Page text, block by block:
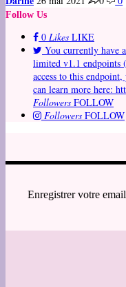
Follow Us
0 Likes LIKE
You currently have
limited v1.1 endpoints
access to this
can learn more here:
Followers FOLLOW
Followers FOLLOW
Enregistrer votre